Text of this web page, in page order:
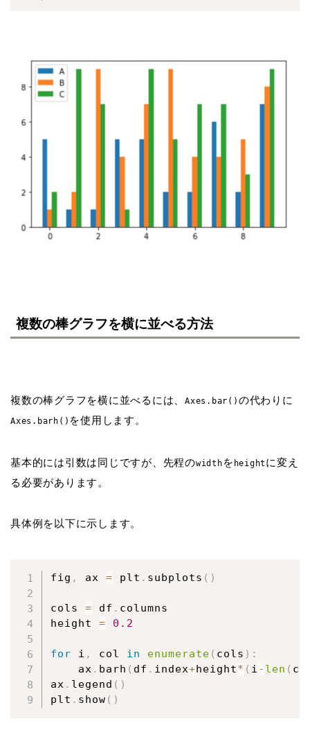
複数の棒グラフを横に並べる方法
複数の棒グラフを横に並べるには、Axes.bar() の代わりに
Axes.barh() を使用します。
基本的には引数は同じですが、先程のwidth を height に変え
る必要があります。
具体例を以下に示します。
fig , ax = plt . subplots ( )
cols = df . columns
height = 0.2
for i , col in enumerate ( cols ) :
    ax
. barh ( df . index+height* ( i - len (
ax . legend ( )
plt . show ( )